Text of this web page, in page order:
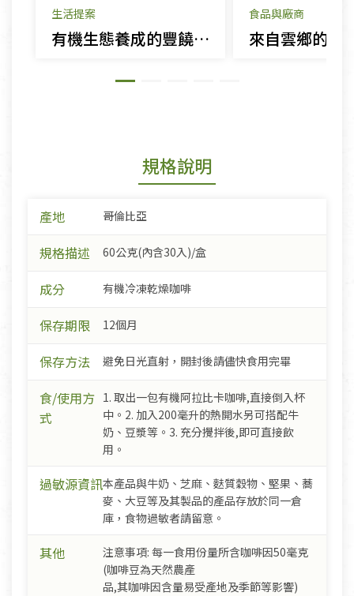
生活提案
有機生態養成的豐饒滋味－有機咖啡
食品與廠商
來自雲鄉的友
規格說明
產地 哥倫比亞
規格描述 60公克(內含30入)/盒
成分 有機冷凍乾燥咖啡
保存期限 12個月
保存方法 避免日光直射，開封後請儘快食用完畢
食/使用方
式
1. 取出一包有機阿拉比卡咖啡,直接倒入杯
中。2. 加入200毫升的熱開水另可搭配牛
奶、豆漿等。3. 充分攪拌後,即可直接飲
用。
過敏源資訊本產品與牛奶、芝麻、麩質穀物、堅果、蕎
麥、大豆等及其製品的產品存放於同一倉
庫，食物過敏者請留意。
其他
注意事項: 每一食用份量所含咖啡因50毫克
(咖啡豆為天然農產
品,其咖啡因含量易受產地及季節等影響)